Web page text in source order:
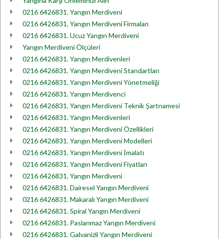
0216 6426831. Yangın Merdiveni
0216 6426831. Yangın Merdiveni Firmaları
0216 6426831. Ucuz Yangın Merdiveni
Yangın Merdiveni Ölçüleri
0216 6426831. Yangın Merdivenleri
0216 6426831. Yangın Merdiveni Standartları
0216 6426831. Yangın Merdiveni Yönetmeliği
0216 6426831. Yangın Merdivenci
0216 6426831. Yangın Merdiveni Teknik Şartnamesi
0216 6426831. Yangın Merdivenleri
0216 6426831. Yangın Merdiveni Özellikleri
0216 6426831. Yangın Merdiveni Modelleri
0216 6426831. Yangın Merdiveni İmalatı
0216 6426831. Yangın Merdiveni Fiyatları
0216 6426831. Yangın Merdiveni
0216 6426831. Dairesel Yangın Merdiveni
0216 6426831. Makaralı Yangın Merdiveni
0216 6426831. Spiral Yangın Merdiveni
0216 6426831. Paslanmaz Yangın Merdiveni
0216 6426831. Galvanizli Yangın Merdiveni